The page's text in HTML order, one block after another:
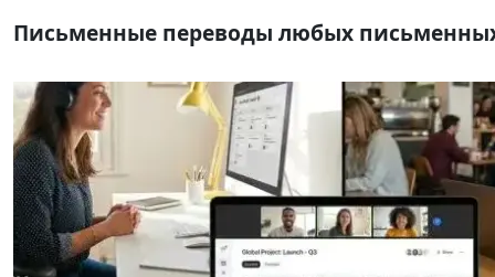
Письменные переводы любых письменных